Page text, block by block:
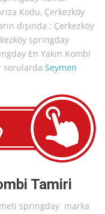
Kodu, Çerkezköy
dışında ; Çerkezköy
springday
En Yakın Kombi
sorularda Seymen
Tamiri
springday marka